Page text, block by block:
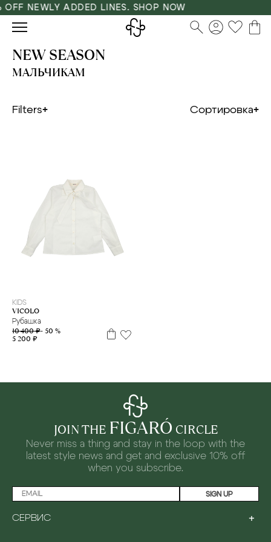
NEWLY ADDED LINES. SHOP NOW
NEW SEASON
МАЛЬЧИКАМ
Filters Сортировка
KIDS
VICOLO
Рубашка
10 400 ₽- 50 %
5 200 ₽
СЕРВИС +
JOIN THE FIGARÓ CIRCLE
Never miss a thing and stay in the loop with the
latest style news and get and exclusive 10% off
when you subscribe.
SIGN UP